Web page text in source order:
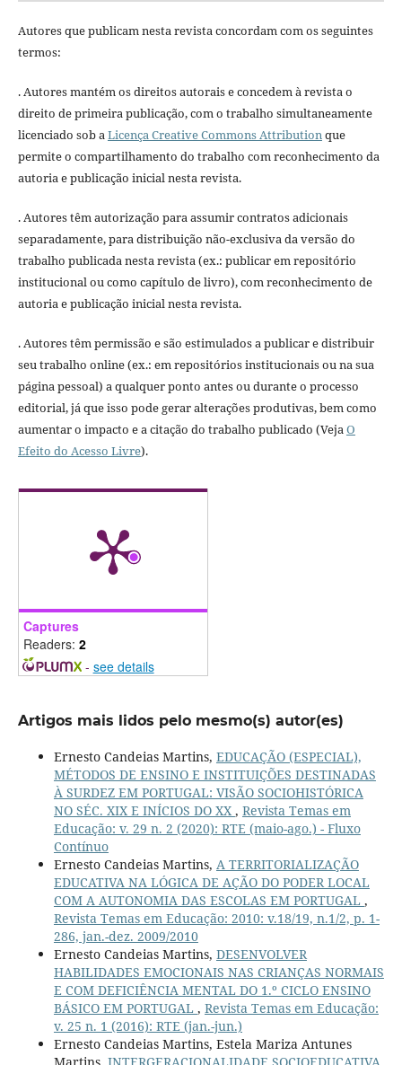
Autores que publicam nesta revista concordam com os seguintes
termos:
. Autores mantém os direitos autorais e concedem à revista o
direito de primeira publicação, com o trabalho simultaneamente
licenciado sob aLicença Creative Commons Attributionque
permite o compartilhamento do trabalho com reconhecimento da
autoria e publicação inicial nesta revista.
. Autores têm autorização para assumir contratos adicionais
separadamente, para distribuição não-exclusiva da versão do
trabalho publicada nesta revista (ex.: publicar em repositório
institucional ou como capítulo de livro), com reconhecimento de
autoria e publicação inicial nesta revista.
. Autores têm permissão e são estimulados a publicar e distribuir
seu trabalho online (ex.: em repositórios institucionais ou na sua
página pessoal) a qualquer ponto antes ou durante o processo
editorial, já que isso pode gerar alterações produtivas, bem como
aumentar o impacto e a citação do trabalho publicado (VejaO
Efeito do Acesso Livre).
Captures
Readers: 2
- see details
Artigos mais lidos pelo mesmo(s) autor(es)
Ernesto Candeias Martins, EDUCAÇÃO (ESPECIAL),
MÉTODOS DE ENSINO E INSTITUIÇÕES DESTINADAS
À SURDEZ EM PORTUGAL: VISÃO SOCIOHISTÓRICA
NO SÉC. XIX E INÍCIOS DO XX , Revista Temas em
Educação: v. 29 n. 2 (2020): RTE (maio-ago.) - Fluxo
Contínuo
Ernesto Candeias Martins, A TERRITORIALIZAÇÃO
EDUCATIVA NA LÓGICA DE AÇÃO DO PODER LOCAL
COM A AUTONOMIA DAS ESCOLAS EM PORTUGAL ,
Revista Temas em Educação: 2010: v.18/19, n.1/2, p. 1-
286, jan.-dez. 2009/2010
Ernesto Candeias Martins, DESENVOLVER
HABILIDADES EMOCIONAIS NAS CRIANÇAS NORMAIS
E COM DEFICIÊNCIA MENTAL DO 1.º CICLO ENSINO
BÁSICO EM PORTUGAL , Revista Temas em Educação:
v. 25 n. 1 (2016): RTE (jan.-jun.)
Ernesto Candeias Martins, Estela Mariza Antunes